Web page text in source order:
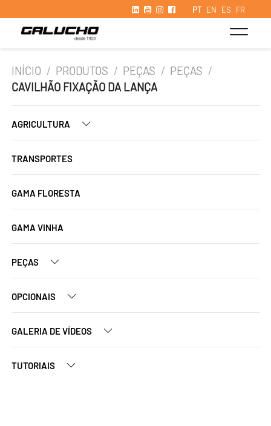
PT EN ES FR
INÍCIO / PRODUTOS / PEÇAS / PEÇAS /
CAVILHÃO FIXAÇÃO DA LANÇA
AGRICULTURA
TRANSPORTES
GAMA FLORESTA
GAMA VINHA
PEÇAS
OPCIONAIS
GALERIA DE VÍDEOS
TUTORIAIS